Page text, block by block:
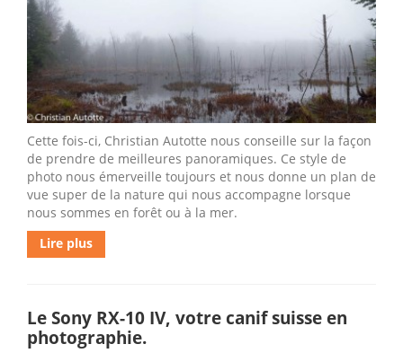
Cette fois-ci, Christian Autotte nous conseille sur la façon
de prendre de meilleures panoramiques. Ce style de
photo nous émerveille toujours et nous donne un plan de
vue super de la nature qui nous accompagne lorsque
nous sommes en forêt ou à la mer.
Lire plus
Le Sony RX-10 IV, votre canif suisse en
photographie.